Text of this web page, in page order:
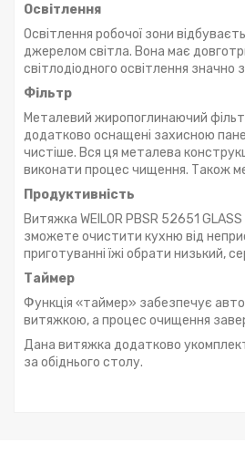
Освітлення
Освітлення робочої зони
джерелом світла. Вона має
світлодіодного освітлення
Фільтр
Металевий жиропоглинаючий
додатково оснащені захисною
чистіше. Вся ця металева
виконати процес чищення. Також
Продуктивність
Витяжка WEILOR PBSR 52651
зможете очистити кухню від
приготуванні їжі обрати низький,
Таймер
Функція «таймер» забезпечує
витяжкою, а процес очищення
Дана витяжка додатково
за обіднього столу.